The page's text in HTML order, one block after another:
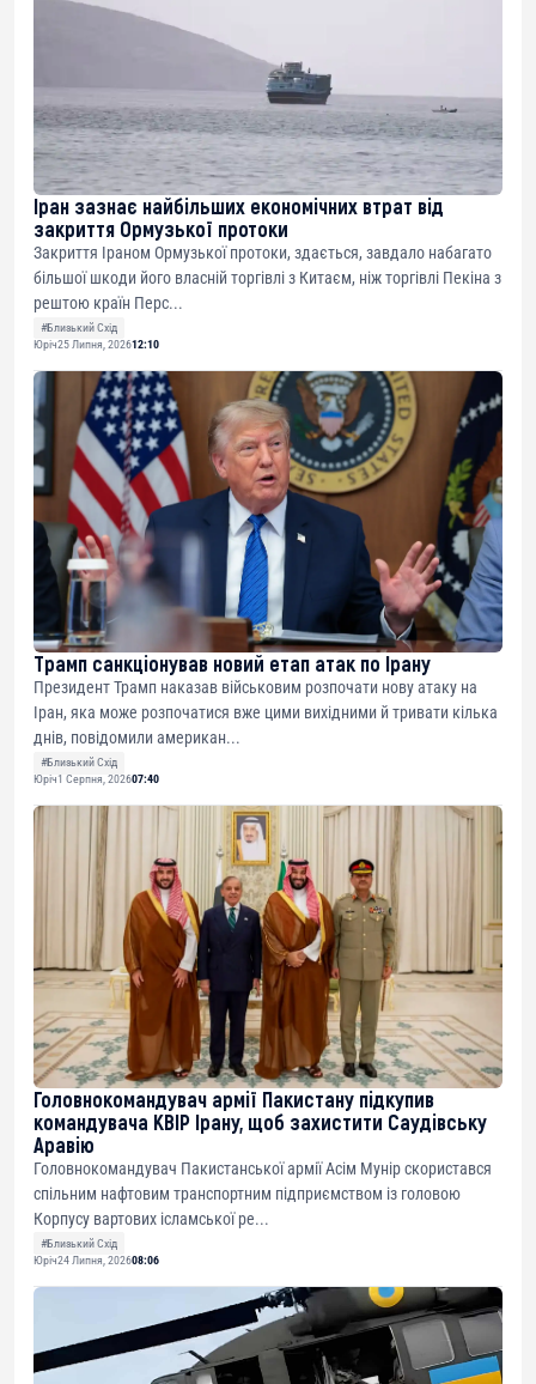
Іран зазнає найбільших економічних втрат від
закриття Ормузької протоки
Закриття Іраном Ормузької протоки, здається, завдало набагато
більшої шкоди його власній торгівлі з Китаєм, ніж торгівлі Пекіна з
рештою країн Перс...
#Близький Схід
Юріч25 Липня, 202612:10
Трамп санкціонував новий етап атак по Ірану
Президент Трамп наказав військовим розпочати нову атаку на
Іран, яка може розпочатися вже цими вихідними й тривати кілька
днів, повідомили американ...
#Близький Схід
Юріч1 Серпня, 202607:40
Головнокомандувач армії Пакистану підкупив
командувача КВІР Ірану, щоб захистити Саудівську
Аравію
Головнокомандувач Пакистанської армії Асім Мунір скористався
спільним нафтовим транспортним підприємством із головою
Корпусу вартових ісламської ре...
#Близький Схід
Юріч24 Липня, 202608:06